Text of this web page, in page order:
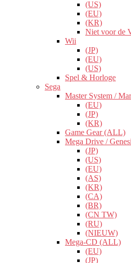
(US)
(EU)
(KR)
Niet voor de
Wii
(JP)
(EU)
(US)
Spel & Horloge
Sega
Master System /
(EU)
(JP)
(KR)
Game Gear (ALL)
Mega Drive /
(JP)
(US)
(EU)
(AS)
(KR)
(CA)
(BR)
(CN TW)
(RU)
(NIEUW)
Mega-CD (ALL)
(EU)
(JP)